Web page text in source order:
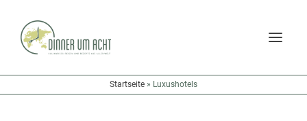
Startseite » Luxushotels